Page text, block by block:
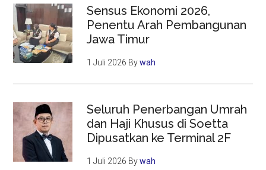
Sensus Ekonomi 2026,
Penentu Arah Pembangunan
Jawa Timur
1 Juli 2026 Bywah
Seluruh Penerbangan Umrah
dan Haji Khusus di Soetta
Dipusatkan ke Terminal 2F
1 Juli 2026 Bywah